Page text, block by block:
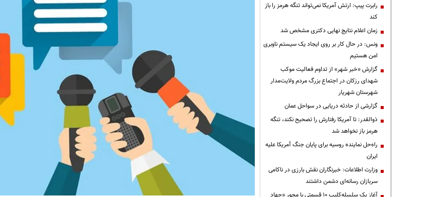
رابرت پیپ: ارتش آمریکا نمی‌تواند تنگه هرمز را باز
کند
زمان اعلام نتایج نهایی دکتری مشخص شد
ونس: در حال کار بر روی ایجاد یک سیستم ناوبری
امن هستیم
گزارش «خبر شهر» از تداوم فعالیت موکب
شهدای رزکان در اجتماع بزرگ مردم ولایت‌مدار
شهرستان شهریار
گزارشی از حادثه دریایی در سواحل عمان
ذوالقدر: تا آمریکا رفتارش را تصحیح نکند، تنگه
هرمز باز نخواهد شد
راه‌حل نماینده روسیه برای پایان جنگ آمریکا علیه
ایران
وزارت اطلاعات: خبرنگاران نقش بارزی در ناکامی
سربازان رسانه‌ای دشمن داشتند
آغاز یک سلسله‌کلیپ ۱۰ قسمتی با محور «جهاد